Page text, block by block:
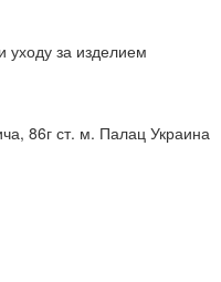
уходу за изделием
86гст. м. Палац Украина